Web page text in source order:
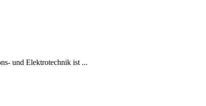
und Elektrotechnik ist ...